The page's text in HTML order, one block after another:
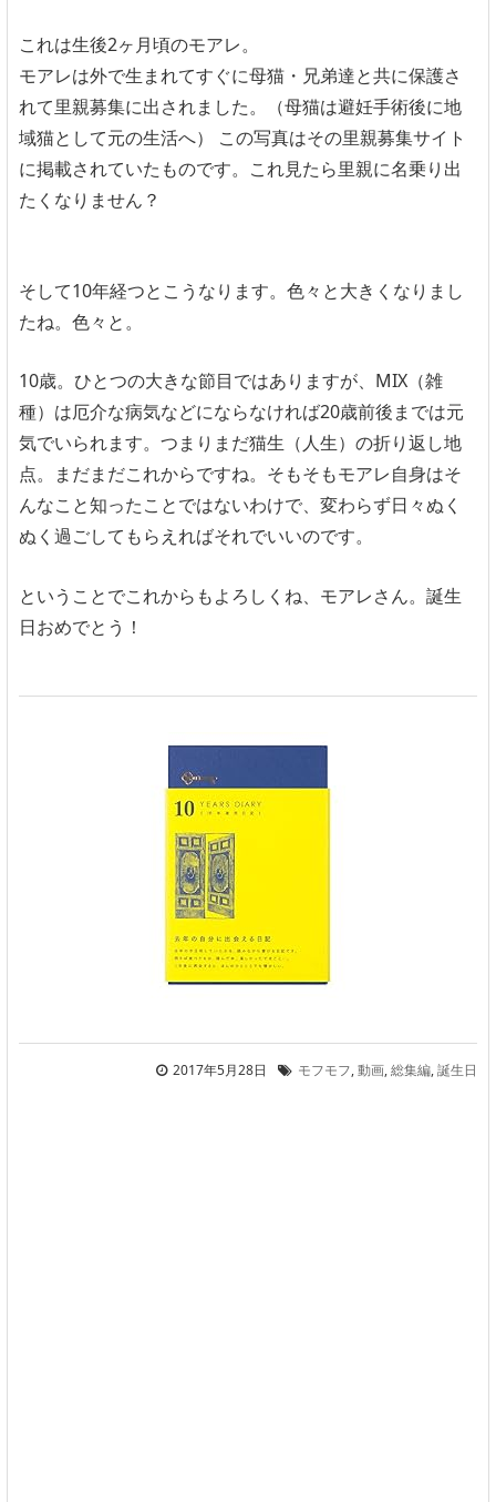
これは生後2ヶ月頃のモアレ。
モアレは外で生まれてすぐに母猫・兄弟達と共に保護さ
れて里親募集に出されました。（母猫は避妊手術後に地
域猫として元の生活へ） この写真はその里親募集サイト
に掲載されていたものです。これ見たら里親に名乗り出
たくなりません？
そして10年経つとこうなります。色々と大きくなりまし
たね。色々と。
10歳。ひとつの大きな節目ではありますが、MIX（雑
種）は厄介な病気などにならなければ20歳前後までは元
気でいられます。つまりまだ猫生（人生）の折り返し地
点。まだまだこれからですね。そもそもモアレ自身はそ
んなこと知ったことではないわけで、変わらず日々ぬく
ぬく過ごしてもらえればそれでいいのです。
ということでこれからもよろしくね、モアレさん。誕生
日おめでとう！
2017年5月28日 モフモフ,動画,総集編,誕生日